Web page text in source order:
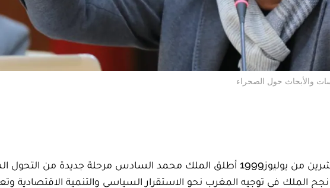
والأبحاث حول الصحراء
منذ توليه العرش في الثالث والعشرين من يوليوز1999 أطلق الملك محمد السادس مرحلة جديدة من
الملك في توجيه المغرب نحو الاستقرار السياسي والتنمية الاقتصادية